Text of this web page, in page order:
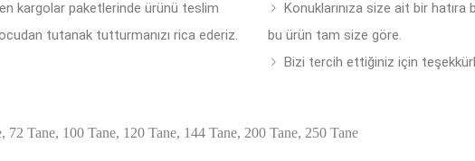
kargolar paketlerinde ürünü teslim
tutanak tutturmanızı rica ederiz.
Konuklarınıza size ait bir hatıra
bu ürün tam size göre.
Bizi tercih ettiğiniz için
72 Tane, 100 Tane, 120 Tane, 144 Tane, 200 Tane, 250 Tane